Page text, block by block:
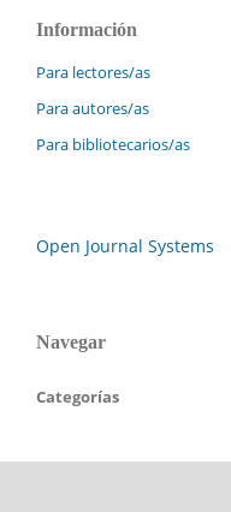
Información
Para lectores/as
Para autores/as
Para bibliotecarios/as
Open Journal Systems
Navegar
Categorías